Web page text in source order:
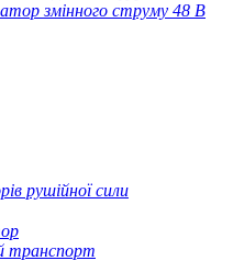
змінного струму 48 В
рушійної сили
транспорт